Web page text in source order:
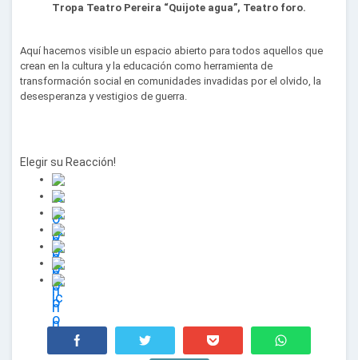
Tropa Teatro Pereira “Quijote agua”, Teatro foro.
Aquí hacemos visible un espacio abierto para todos aquellos que
crean en la cultura y la educación como herramienta de
transformación social en comunidades invadidas por el olvido, la
desesperanza y vestigios de guerra.
Elegir su Reacción!